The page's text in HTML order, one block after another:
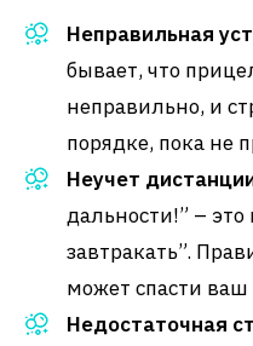
Неправильная
бывает, что
неправильно, и
порядке, пока не
Неучет
дальности!” –
завтракать”.
может спасти ваш
Недостаточная